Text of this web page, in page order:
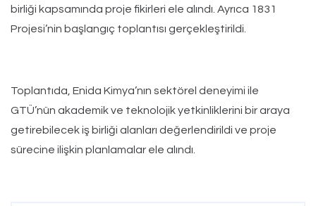
birliği kapsamında proje fikirleri ele alındı. Ayrıca 1831
Projesi’nin başlangıç toplantısı gerçekleştirildi.
Toplantıda, Enida Kimya’nın sektörel deneyimi ile
GTÜ’nün akademik ve teknolojik yetkinliklerini bir araya
getirebilecek iş birliği alanları değerlendirildi ve proje
sürecine ilişkin planlamalar ele alındı.